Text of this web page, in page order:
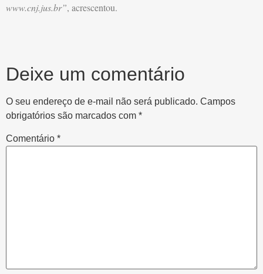
www.cnj.jus.br”, acrescentou.
Deixe um comentário
O seu endereço de e-mail não será publicado. Campos
obrigatórios são marcados com *
Comentário *